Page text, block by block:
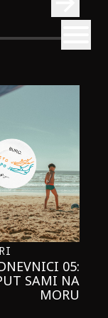
U
05:
SAMI NA
MORU